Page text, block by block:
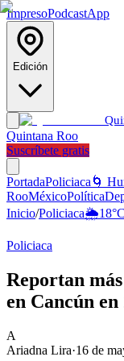
ImpresoPodcastApp
Edición
Quintana Roo
Suscríbete gratis
PortadaPoliciaca 🌀
RooMéxicoPolítica
Inicio/Policiaca🌦️18°C
Policiaca
Reportan
en Cancún en
A
Ariadna Lira·16 de